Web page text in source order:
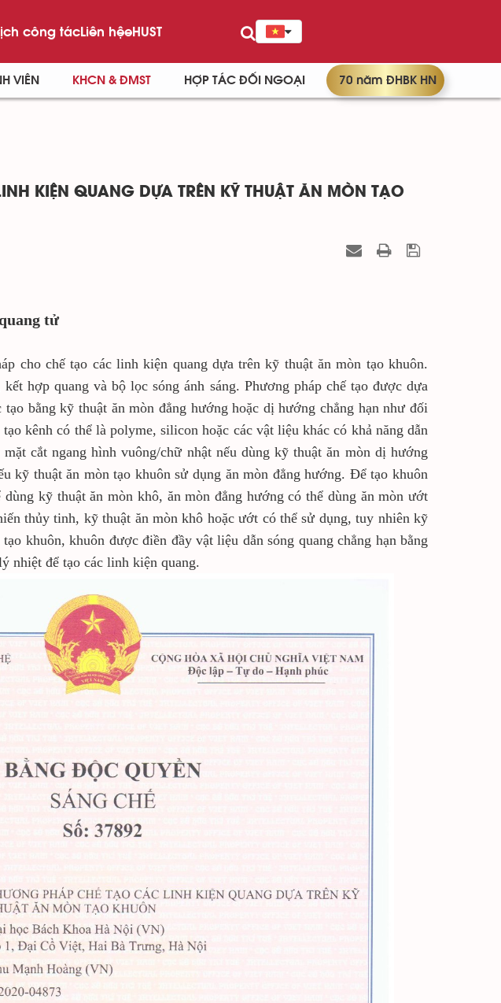
công tácLiên hệeHUST
VIÊN KHCN & ĐMST HỢP TÁC ĐỐI NGOẠI 70 năm ĐHBK HN
KIỆN QUANG DỰA TRÊN KỸ THUẬT ĂN MÒN TẠO
tử
cho chế tạo các linh kiện quang dựa trên kỹ thuật ăn mòn tạo khuôn.
hợp quang và bộ lọc sóng ánh sáng. Phương pháp chế tạo được dựa
bằng kỹ thuật ăn mòn đẳng hướng hoặc dị hướng chẳng hạn như đối
kênh có thể là polyme, silicon hoặc các vật liệu khác có khả năng dẫn
cắt ngang hình vuông/chữ nhật nếu dùng kỹ thuật ăn mòn dị hướng
kỹ thuật ăn mòn tạo khuôn sử dụng ăn mòn đẳng hướng. Để tạo khuôn
kỹ thuật ăn mòn khô, ăn mòn đẳng hướng có thể dùng ăn mòn ướt
thủy tinh, kỹ thuật ăn mòn khô hoặc ướt có thể sử dụng, tuy nhiên kỹ
khuôn, khuôn được điền đầy vật liệu dẫn sóng quang chẳng hạn bằng
nhiệt để tạo các linh kiện quang.